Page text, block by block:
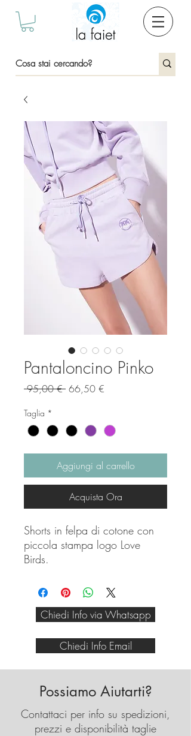
Pantaloncino Pinko
95,00 € Prezzo
66,50 €
Taglia *
Aggiungi al carrello
Acquista Ora
Shorts in felpa di cotone con
piccola stampa logo Love
Birds.
sua felpa con logo.
Scrivici per immagini al
3896220307
Chiedi Info via Whatsapp
Chiedi Info Email
Possiamo Aiutarti?
Contattaci per info su spedizioni,
prezzi e disponibilità taglie